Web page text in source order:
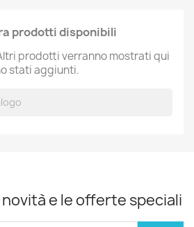
prodotti disponibili
prodotti verranno mostrati qui
stati aggiunti.
e le offerte speciali